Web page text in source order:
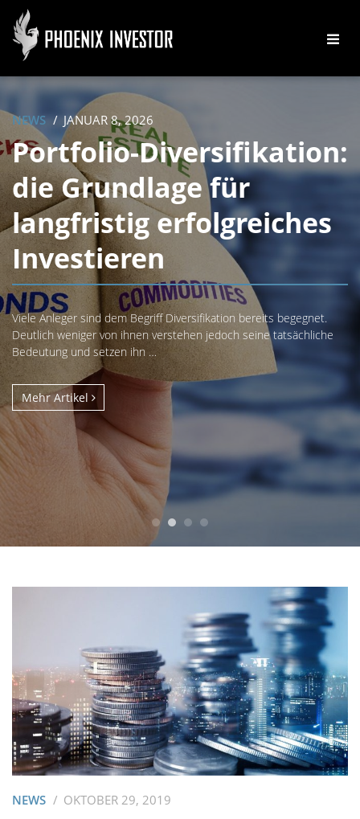
NEWS JANUAR 8, 2026
Portfolio-Diversifikation:
die Grundlage für
langfristig erfolgreiches
Investieren
Viele Anleger sind dem Begriff Diversifikation bereits begegnet.
Deutlich weniger von ihnen verstehen jedoch seine tatsächliche
Bedeutung und setzen ihn …
Mehr Artikel
NEWS OKTOBER 29, 2019